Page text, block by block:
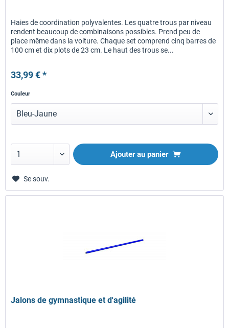
Haies de coordination polyvalentes. Les quatre trous par niveau
rendent beaucoup de combinaisons possibles. Prend peu de
place même dans la voiture. Chaque set comprend cinq barres de
100 cm et dix plots de 23 cm. Le haut des trous se...
33,99 € *
Couleur
Ajouter au panier
Se souv.
Jalons de gymnastique et d'agilité